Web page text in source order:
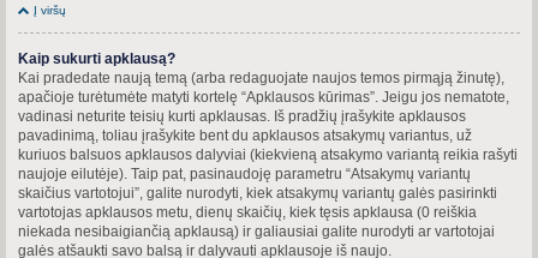
Į viršų
Kaip sukurti apklausą?
Kai pradedate naują temą (arba redaguojate naujos temos pirmąją žinutę),
apačioje turėtumėte matyti kortelę “Apklausos kūrimas”. Jeigu jos nematote,
vadinasi neturite teisių kurti apklausas. Iš pradžių įrašykite apklausos
pavadinimą, toliau įrašykite bent du apklausos atsakymų variantus, už
kuriuos balsuos apklausos dalyviai (kiekvieną atsakymo variantą reikia rašyti
naujoje eilutėje). Taip pat, pasinaudoję parametru “Atsakymų variantų
skaičius vartotojui”, galite nurodyti, kiek atsakymų variantų galės pasirinkti
vartotojas apklausos metu, dienų skaičių, kiek tęsis apklausa (0 reiškia
niekada nesibaigiančią apklausą) ir galiausiai galite nurodyti ar vartotojai
galės atšaukti savo balsą ir dalyvauti apklausoje iš naujo.